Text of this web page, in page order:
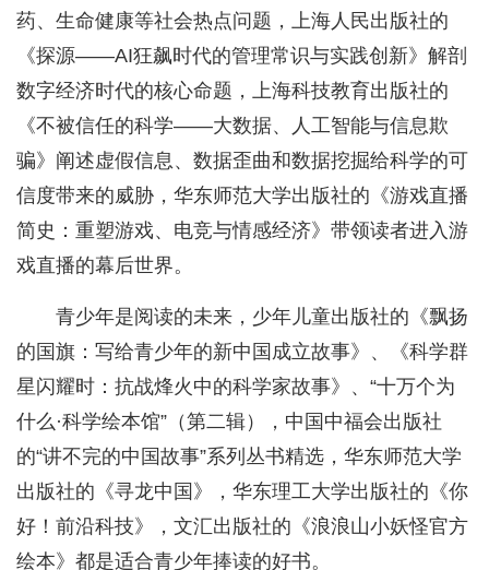
药、生命健康等社会热点问题，上海人民出版社的
《探源——AI狂飙时代的管理常识与实践创新》解剖
数字经济时代的核心命题，上海科技教育出版社的
《不被信任的科学——大数据、人工智能与信息欺
骗》阐述虚假信息、数据歪曲和数据挖掘给科学的可
信度带来的威胁，华东师范大学出版社的《游戏直播
简史：重塑游戏、电竞与情感经济》带领读者进入游
戏直播的幕后世界。
青少年是阅读的未来，少年儿童出版社的‌《飘扬
的国旗：写给青少年的新中国成立故事》、《科学群
星闪耀时：抗战烽火中的科学家故事》、“十万个为
什么·科学绘本馆”（第二辑），中国中福会出版社
的“讲不完的中国故事”系列丛书精选，华东师范大学
出版社的《寻龙中国》，华东理工大学出版社的《你
好！前沿科技》，文汇出版社的《浪浪山小妖怪官方
绘本》都是适合青少年捧读的好书。